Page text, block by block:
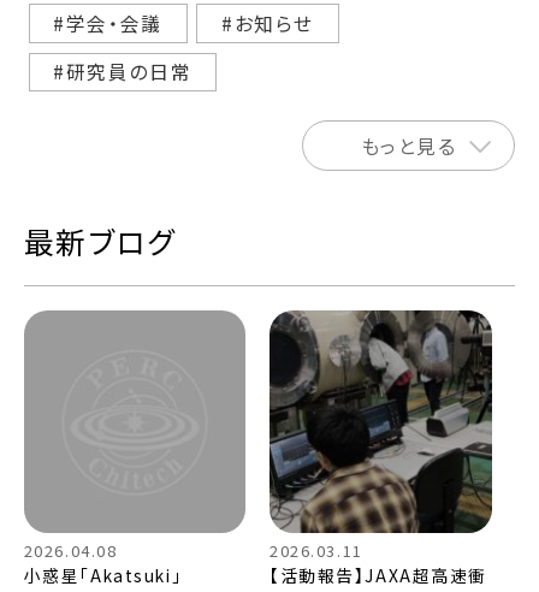
#学会・会議
#お知らせ
#研究員の日常
もっと見る
最新ブログ
2026.04.08
小惑星「Akatsuki」
2026.03.11
【活動報告】JAXA超高速衝